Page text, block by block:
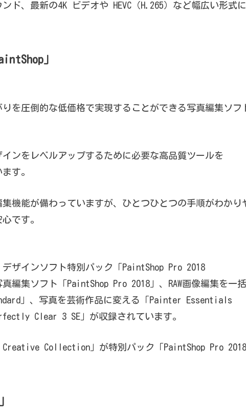
ド、最新の4K ビデオや HEVC（H.265）など幅広い形式に
」
りを圧倒的な低価格で実現することができる写真編集ソフ
ンをレベルアップするために必要な高品質ツールを
す。
機能が備わっていますが、ひとつひとつの手順がわかり
です。
デザインソフト特別パック「PaintShop Pro 2018
編集ソフト「PaintShop Pro 2018」、RAW画像編集を一括
」、写真を芸術作品に変える「Painter Essentials
Clear 3 SE」が収録されています。
Creative Collection」が特別パック「PaintShop Pro 2018